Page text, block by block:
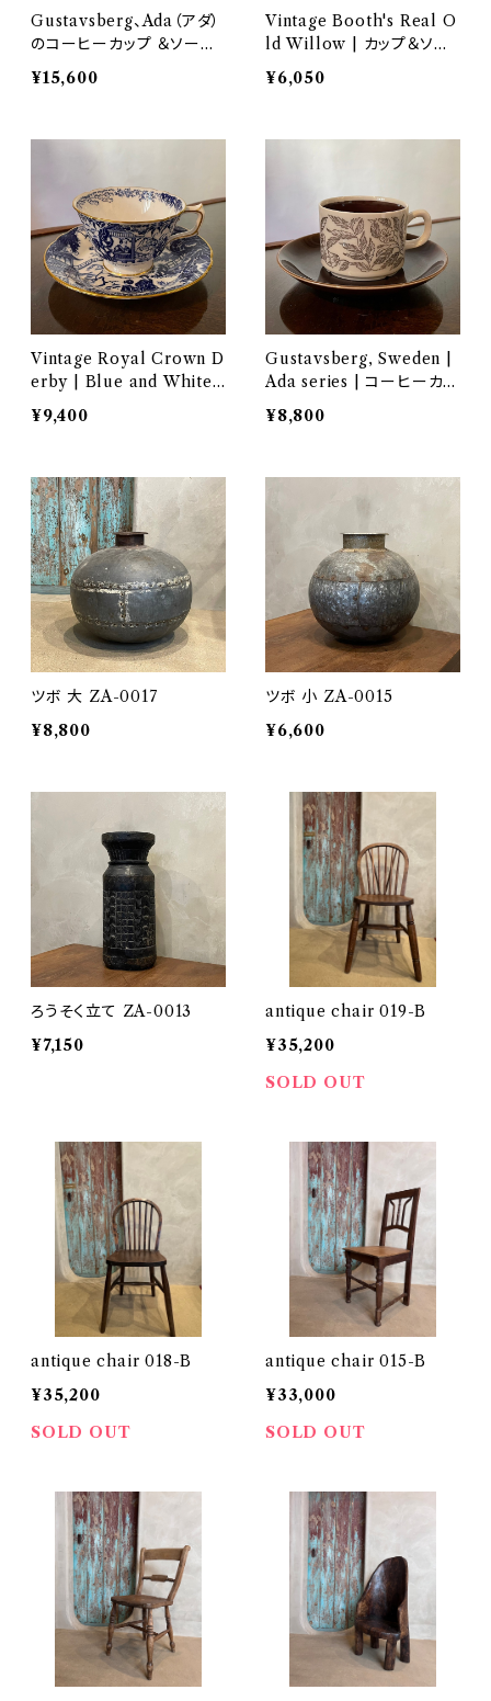
Gustavsberg、Ada（アダ）
のコーヒーカップ ＆ソーサ
ー
¥15,600
Vintage Booth's Real O
ld Willow | カップ＆ソー
サ― NI007 - 009
¥6,050
Vintage Royal Crown D
erby | Blue and White
Mikado | カップ＆ソーサ
―
¥9,400
Gustavsberg, Sweden |
Ada series | コーヒーカッ
プセット NI011
¥8,800
ツボ 大 ZA-0017
¥8,800
ツボ 小 ZA-0015
¥6,600
ろうそく立て ZA-0013
¥7,150
antique chair 019-B
¥35,200
SOLD OUT
antique chair 018-B
¥35,200
SOLD OUT
antique chair 015-B
¥33,000
SOLD OUT